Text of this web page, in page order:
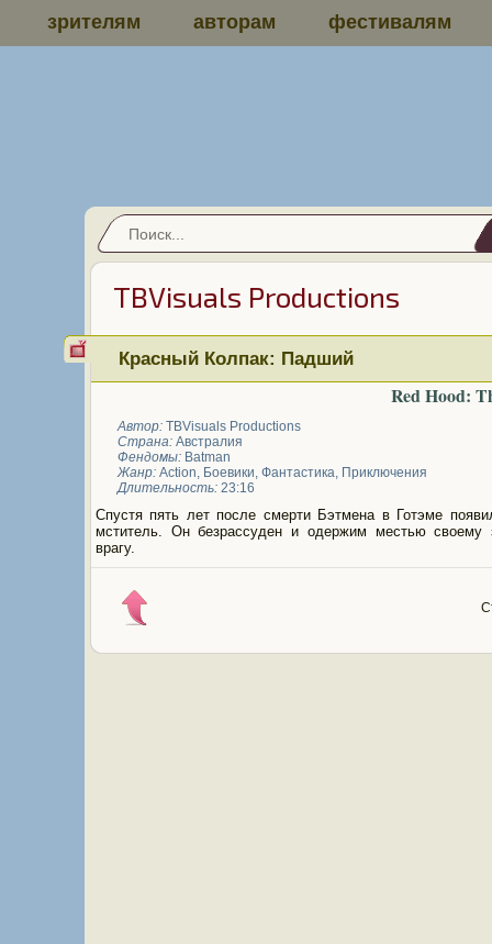
зрителям авторам фестивалям
TBVisuals Productions
Красный Колпак: Падший
Red Hood:
Автор: TBVisuals Productions
Страна: Австралия
Фендомы: Batman
Жанр: Action, Боевики, Фантастика, Приключения
Длительность: 23:16
Спустя пять лет после смерти Бэтмена в Готэме
мститель. Он безрассуден и одержим местью своему
врагу.